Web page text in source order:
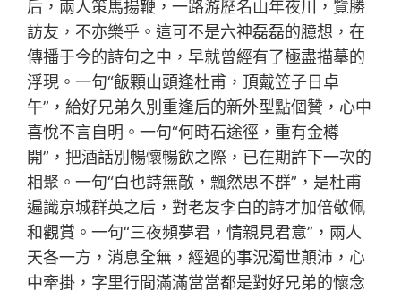
后，兩人策馬揚鞭，一路游歷名山年夜川，覽勝
訪友，不亦樂乎。這可不是六神磊磊的臆想，在
傳播于今的詩句之中，早就曾經有了極盡描摹的
浮現。一句“飯顆山頭逢杜甫，頂戴笠子日卓
午”，給好兄弟久別重逢后的新外型點個贊，心中
喜悅不言自明。一句“何時石途徑，重有金樽
開”，把酒話別暢懷暢飲之際，已在期許下一次的
相聚。一句“白也詩無敵，飄然思不群”，是杜甫
遍識京城群英之后，對老友李白的詩才加倍敬佩
和觀賞。一句“三夜頻夢君，情親見君意”，兩人
天各一方，消息全無，經過的事況濁世顛沛，心
中牽掛，字里行間滿滿當當都是對好兄弟的懷念